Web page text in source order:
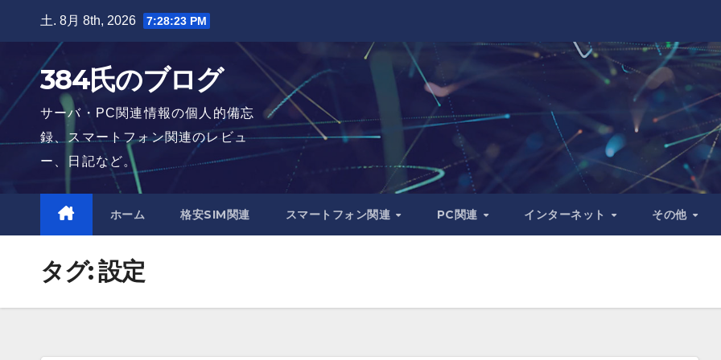
土. 8月 8th, 2026 7:28:23 PM
384氏のブログ
サーバ・PC関連情報の個人的備忘
録、スマートフォン関連のレビュ
ー、日記など。
ホーム 格安SIM関連 スマートフォン関連 PC関連 インターネット その他
タグ:設定